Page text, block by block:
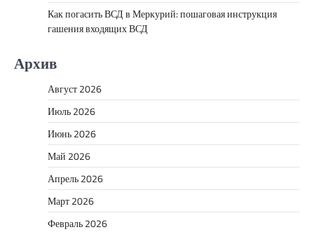
Как погасить ВСД в Меркурий: пошаговая инструкция
гашения входящих ВСД
Архив
Август 2026
Июль 2026
Июнь 2026
Май 2026
Апрель 2026
Март 2026
Февраль 2026